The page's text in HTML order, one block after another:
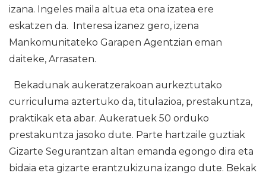
izana. Ingeles maila altua eta ona izatea ere
eskatzen da. Interesa izanez gero, izena
Mankomunitateko Garapen Agentzian eman
daiteke, Arrasaten.
Bekadunak aukeratzerakoan aurkeztutako
curriculuma aztertuko da, titulazioa, prestakuntza,
praktikak eta abar. Aukeratuek 50 orduko
prestakuntza jasoko dute. Parte hartzaile guztiak
Gizarte Segurantzan altan emanda egongo dira eta
bidaia eta gizarte erantzukizuna izango dute. Bekak